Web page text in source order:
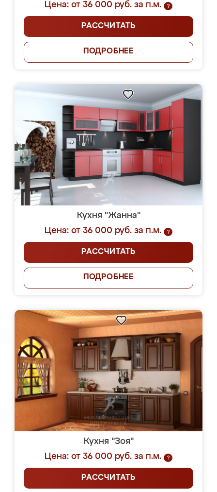
Цена: от 36 000 руб. за п.м.
?
РАССЧИТАТЬ
ПОДРОБНЕЕ
Кухня "Жанна"
Цена: от 36 000 руб. за п.м.
?
РАССЧИТАТЬ
ПОДРОБНЕЕ
Кухня "Зоя"
Цена: от 36 000 руб. за п.м.
?
РАССЧИТАТЬ